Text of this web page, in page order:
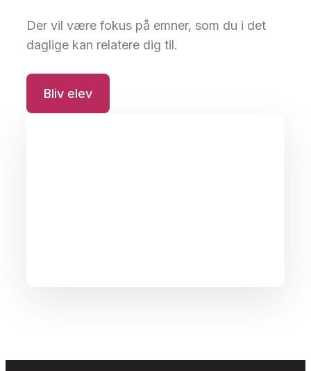
Der vil være fokus på emner, som du i det
daglige kan relatere dig til.
Bliv elev